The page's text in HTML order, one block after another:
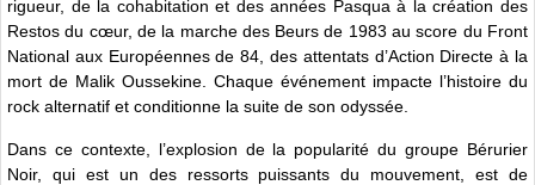
rigueur, de la cohabitation et des années Pasqua à la création des
Restos du cœur, de la marche des Beurs de 1983 au score du Front
National aux Européennes de 84, des attentats d’Action Directe à la
mort de Malik Oussekine. Chaque événement impacte l’histoire du
rock alternatif et conditionne la suite de son odyssée.
Dans ce contexte, l’explosion de la popularité du groupe Bérurier
Noir, qui est un des ressorts puissants du mouvement, est de